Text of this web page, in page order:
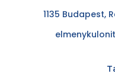
1135 Budapest,